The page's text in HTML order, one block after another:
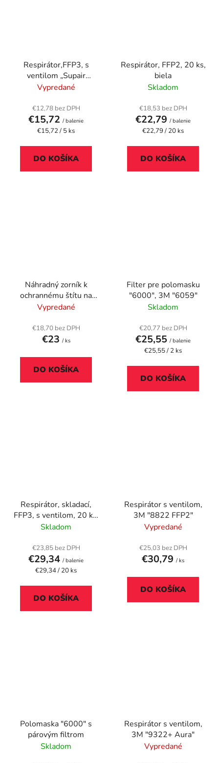
Respirátor,FFP3, s
ventilom „Supair
23306“
Vypredané
€12,78 bez DPH
€15,72 / balenie
Jednotková
€15,72 / 5 ks
DO KOŠÍKA
Respirátor, FFP2, 20 ks,
biela
Skladom
€18,53 bez DPH
€22,79 / balenie
Jednotková
€22,79 / 20 ks
DO KOŠÍKA
Náhradný zorník k
ochrannému štítu na
tvár, polykarbonát, 10
Vypredané
€18,70 bez DPH
€23 / ks
DO KOŠÍKA
Filter pre polomasku
"6000", 3M "6059"
Skladom
€20,77 bez DPH
€25,55 / balenie
Jednotková
€25,55 / 2 ks
DO KOŠÍKA
Respirátor, skladací,
FFP3, s ventilom, 20 ks,
biela
Skladom
€23,85 bez DPH
€29,34 / balenie
Jednotková
€29,34 / 20 ks
DO KOŠÍKA
Respirátor s ventilom,
3M "8822 FFP2"
Vypredané
€25,03 bez DPH
€30,79 / ks
DO KOŠÍKA
Polomaska "6000" s
párovým filtrom
Skladom
Respirátor s ventilom,
3M "9322+ Aura"
Vypredané